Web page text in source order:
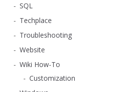
SQL
Techplace
Troubleshooting
Website
Wiki How-To
Customization